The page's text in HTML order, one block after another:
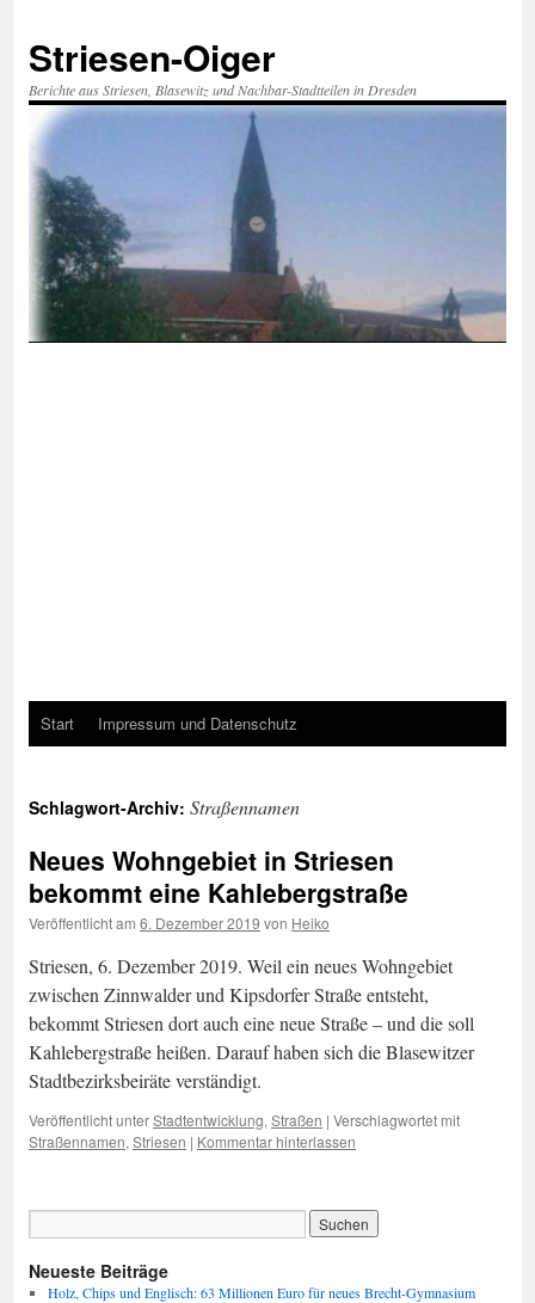
springen
Striesen-Oiger
Berichte aus Striesen, Blasewitz und Nachbar-Stadtteilen in Dresden
Start Impressum und Datenschutz
Schlagwort-Archiv: Straßennamen
Neues Wohngebiet in Striesen
bekommt eine Kahlebergstraße
Veröffentlicht am 6. Dezember 2019 von Heiko
Striesen, 6. Dezember 2019. Weil ein neues Wohngebiet
zwischen Zinnwalder und Kipsdorfer Straße entsteht,
bekommt Striesen dort auch eine neue Straße – und die soll
Kahlebergstraße heißen. Darauf haben sich die Blasewitzer
Stadtbezirksbeiräte verständigt.
Veröffentlicht unterStadtentwicklung, Straßen | Verschlagwortet mit
Straßennamen, Striesen | Kommentar hinterlassen
Neueste Beiträge
Holz, Chips und Englisch: 63 Millionen Euro für neues Brecht-Gymnasium